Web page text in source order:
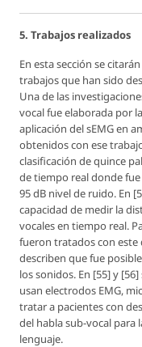
5. Trabajos realizados
En esta sección se
trabajos que han sido
Una de las
vocal fue elaborada por
aplicación del sEMG en
obtenidos con ese
clasificación de quince
de tiempo real donde
95 dB nivel de ruido. En
capacidad de medir la
vocales en tiempo real.
fueron tratados con
describen que fue
los sonidos. En [55] y
usan electrodos EMG,
tratar a pacientes con
del habla sub-vocal para
lenguaje.